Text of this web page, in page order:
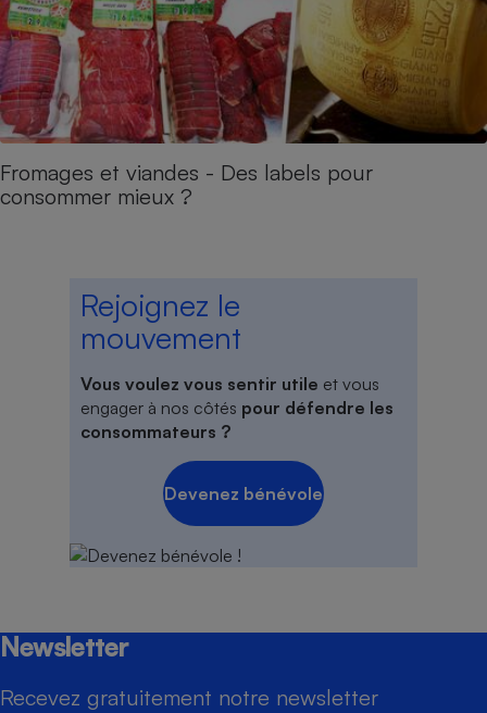
Fromages et viandes - Des labels pour
consommer mieux ?
Rejoignez le
mouvement
Vous voulez vous sentir utile et vous
engager à nos côtés pour défendre les
consommateurs ?
Devenez bénévole
Newsletter
Recevez gratuitement notre newsletter